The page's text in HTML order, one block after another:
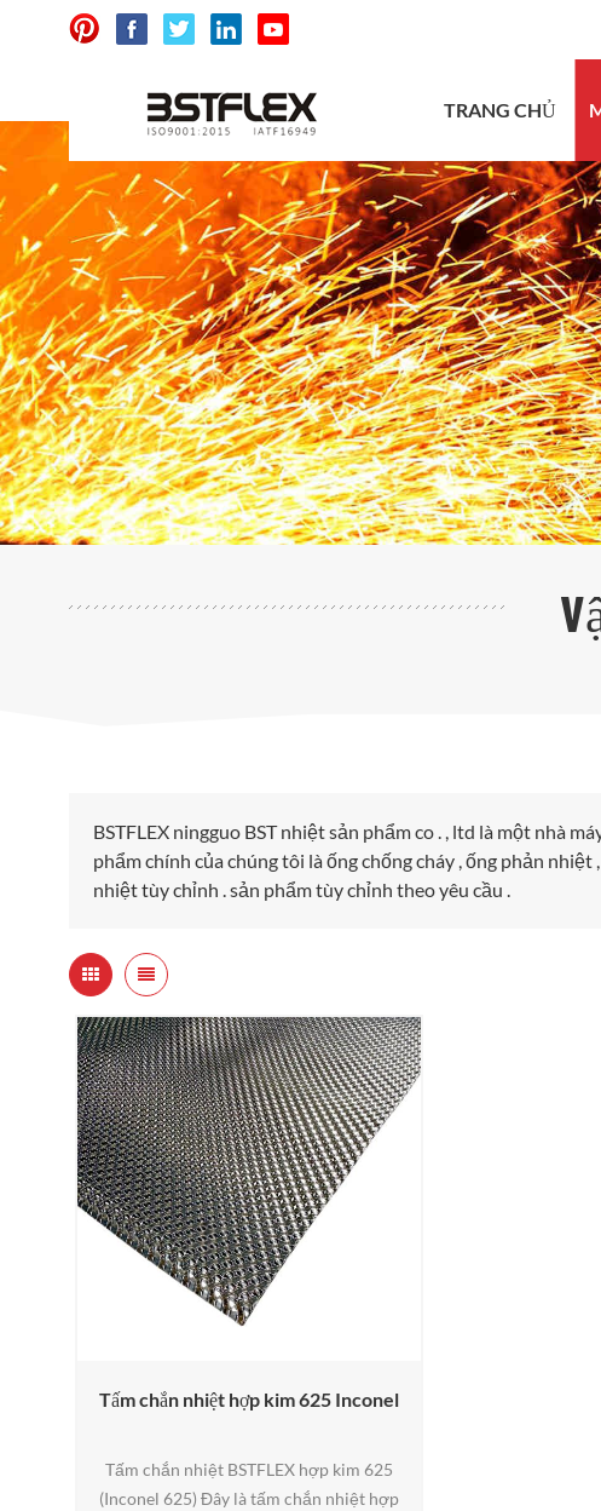
TRANG CHỦ
BSTFLEX ningguo BST nhiệt sản phẩm co . , ltd là một nhà
phẩm chính của chúng tôi là ống chống cháy , ống phản
nhiệt tùy chỉnh . sản phẩm tùy chỉnh theo yêu cầu .
Tấm chắn nhiệt hợp kim 625 Inconel
Tấm chắn nhiệt BSTFLEX hợp kim 625
(Inconel 625) Đây là tấm chắn nhiệt hợp